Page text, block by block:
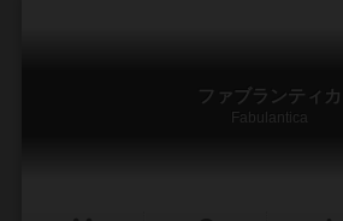
ファブランティカ
Fabulantica